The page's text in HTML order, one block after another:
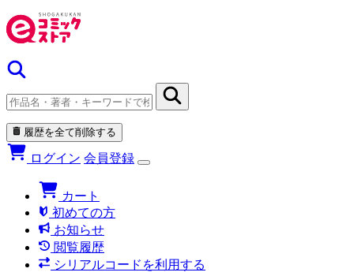
履歴を全て削除する
ログイン 会員登録
カート
初めての方
お知らせ
閲覧履歴
シリアルコードを利用する